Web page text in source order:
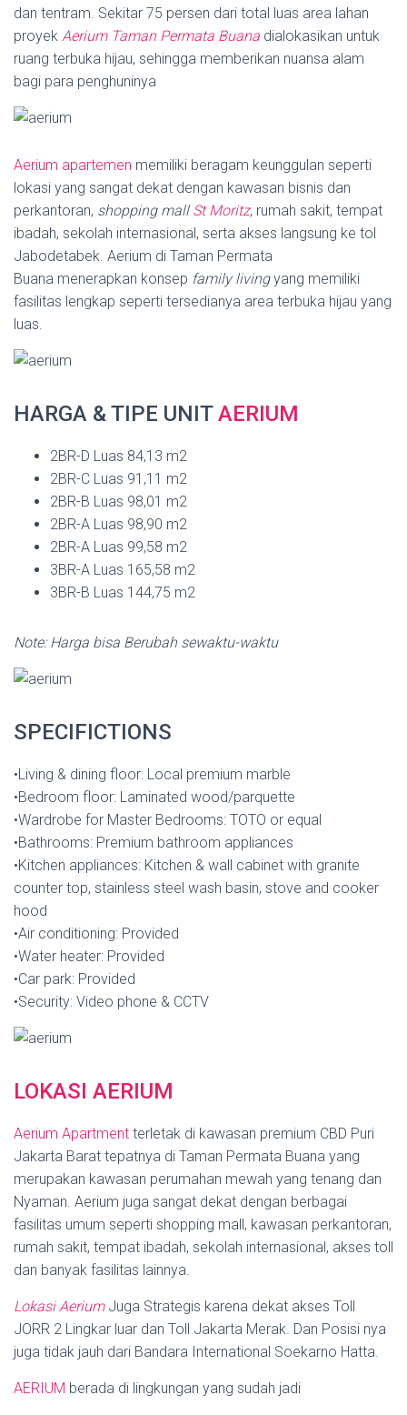
dan tentram. Sekitar 75 persen dari total luas area lahan
proyek Aerium Taman Permata Buana dialokasikan untuk
ruang terbuka hijau, sehingga memberikan nuansa alam
bagi para penghuninya
Aerium apartemen memiliki beragam keunggulan seperti
lokasi yang sangat dekat dengan kawasan bisnis dan
perkantoran, shopping mallSt Moritz, rumah sakit, tempat
ibadah, sekolah internasional, serta akses langsung ke tol
Jabodetabek. Aerium di Taman Permata
Buana menerapkan konsep family livingyang memiliki
fasilitas lengkap seperti tersedianya area terbuka hijau yang
luas.
HARGA & TIPE UNITAERIUM
2BR-D Luas 84,13 m2
2BR-C Luas 91,11 m2
2BR-B Luas 98,01 m2
2BR-A Luas 98,90 m2
2BR-A Luas 99,58 m2
3BR-A Luas 165,58 m2
3BR-B Luas 144,75 m2
Note: Harga bisa Berubah sewaktu-waktu
SPECIFICTIONS
•Living & dining floor: Local premium marble
•Bedroom floor: Laminated wood/parquette
•Wardrobe for Master Bedrooms: TOTO or equal
•Bathrooms: Premium bathroom appliances
•Kitchen appliances: Kitchen & wall cabinet with granite
counter top, stainless steel wash basin, stove and cooker
hood
•Air conditioning: Provided
•Water heater: Provided
•Car park: Provided
•Security: Video phone & CCTV
LOKASI AERIUM
Aerium Apartment terletak di kawasan premium CBD Puri
Jakarta Barat tepatnya di Taman Permata Buana yang
merupakan kawasan perumahan mewah yang tenang dan
Nyaman. Aerium juga sangat dekat dengan berbagai
fasilitas umum seperti shopping mall, kawasan perkantoran,
rumah sakit, tempat ibadah, sekolah internasional, akses toll
dan banyak fasilitas lainnya.
Lokasi AeriumJuga Strategis karena dekat akses Toll
JORR 2 Lingkar luar dan Toll Jakarta Merak. Dan Posisi nya
juga tidak jauh dari Bandara International Soekarno Hatta.
AERIUM berada di lingkungan yang sudah jadi